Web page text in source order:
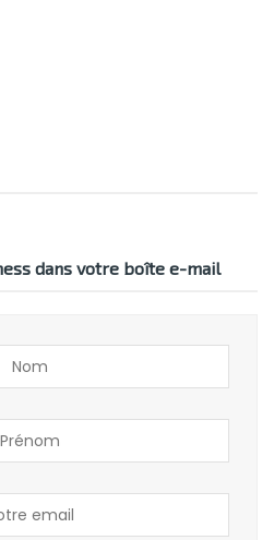
dans votre boîte e-mail